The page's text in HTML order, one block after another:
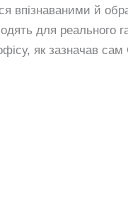
впізнаваними й
для реального
як зазначав сам